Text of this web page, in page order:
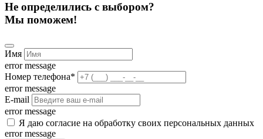
Не определились с выбором?
Мы поможем!
Имя
error message
Номер телефона*
error message
E-mail
error message
Я даю согласие на обработку своих персональных данных
error message